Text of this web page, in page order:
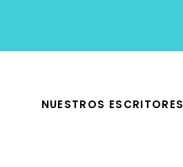
NUESTROS ESCRITORES